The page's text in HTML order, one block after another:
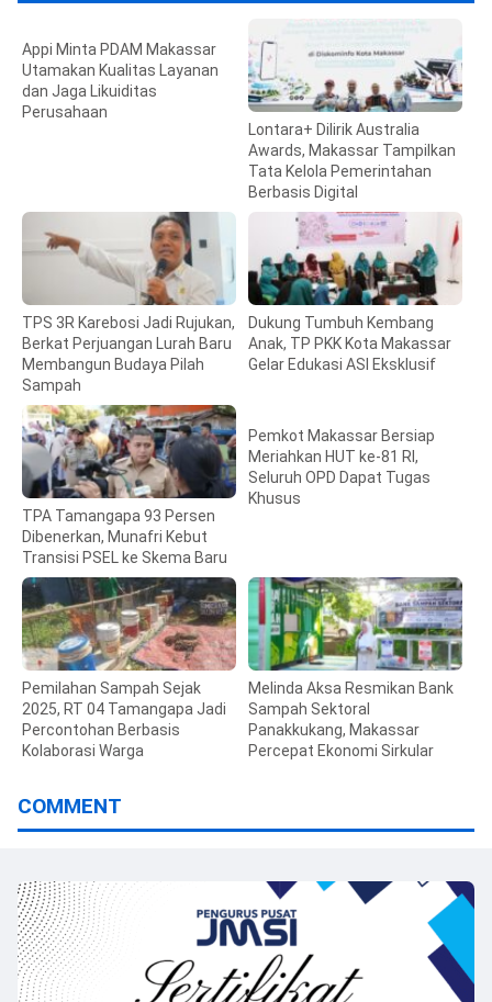
Appi Minta PDAM Makassar
Utamakan Kualitas Layanan
dan Jaga Likuiditas
Perusahaan
Lontara+ Dilirik Australia
Awards, Makassar Tampilkan
Tata Kelola Pemerintahan
Berbasis Digital
TPS 3R Karebosi Jadi Rujukan,
Berkat Perjuangan Lurah Baru
Membangun Budaya Pilah
Sampah
Dukung Tumbuh Kembang
Anak, TP PKK Kota Makassar
Gelar Edukasi ASI Eksklusif
TPA Tamangapa 93 Persen
Dibenerkan, Munafri Kebut
Transisi PSEL ke Skema Baru
Pemkot Makassar Bersiap
Meriahkan HUT ke-81 RI,
Seluruh OPD Dapat Tugas
Khusus
Pemilahan Sampah Sejak
2025, RT 04 Tamangapa Jadi
Percontohan Berbasis
Kolaborasi Warga
Melinda Aksa Resmikan Bank
Sampah Sektoral
Panakkukang, Makassar
Percepat Ekonomi Sirkular
COMMENT